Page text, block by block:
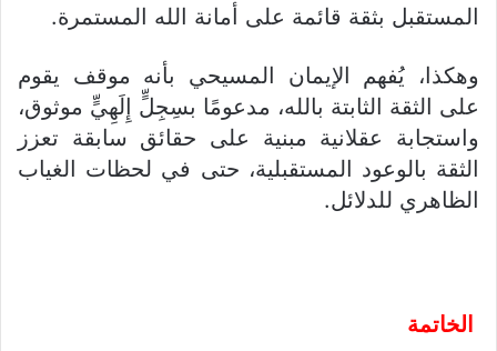
المستقبل بثقة قائمة على أمانة الله المستمرة.
وهكذا، يُفهم الإيمان المسيحي بأنه موقف يقوم
على الثقة الثابتة بالله، مدعومًا بسِجِلٍّ إِلَهِيٍّ موثوق،
واستجابة عقلانية مبنية على حقائق سابقة تعزز
الثقة بالوعود المستقبلية، حتى في لحظات الغياب
الظاهري للدلائل.
الخاتمة